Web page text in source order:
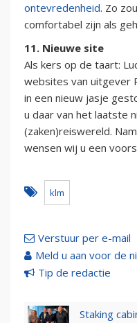
ontevredenheid. Zo
comfortabel zijn als
11. Nieuwe site
Als kers op de taart:
websites van uitgever
in een nieuw jasje
u daar van het laatste
(zaken)reiswereld.
wensen wij u een
klm
Verstuur per e-mail
Meld u aan voor de
Tip de redactie
Staking